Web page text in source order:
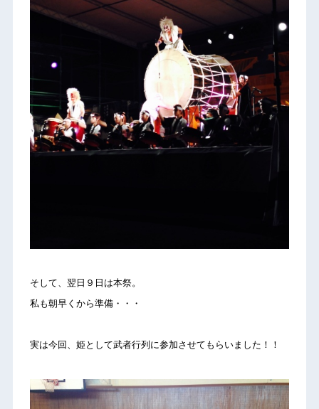
そして、翌日９日は本祭。
私も朝早くから準備・・・
実は今回、姫として武者行列に参加させてもらいました！！